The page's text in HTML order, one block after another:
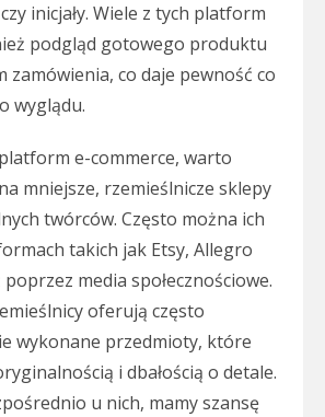
inicjały. Wiele z tych platform
podgląd gotowego produktu
zamówienia, co daje pewność co
wyglądu.
e-commerce, warto
mniejsze, rzemieślnicze sklepy
twórców. Często można ich
takich jak Etsy, Allegro
media społecznościowe.
oferują często
wykonane przedmioty, które
i dbałością o detale.
u nich, mamy szansę